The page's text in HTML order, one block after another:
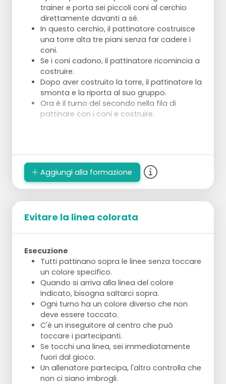
trainer e porta sei piccoli coni al cerchio
direttamente davanti a sé.
In questo cerchio, il pattinatore costruisce
una torre alta tre piani senza far cadere i
coni.
Se i coni cadono, il pattinatore ricomincia a
costruire.
Dopo aver costruito la torre, il pattinatore la
smonta e la riporta al suo gruppo.
Ora è il turno del secondo nella fila di
pattinare con i coni e costruire.
Aggiungi alla formazione
Evitare la linea colorata
Esecuzione
Tutti pattinano sopra le linee senza toccare
un colore specifico.
Quando si arriva alla linea del colore
indicato, bisogna saltarci sopra.
Ogni turno ha un colore diverso che non
deve essere toccato.
C'è un inseguitore al centro che può
toccare i partecipanti.
Se tocchi una linea, sei immediatamente
fuori dal gioco.
Un allenatore partecipa, l'altro controlla che
non ci siano imbrogli.